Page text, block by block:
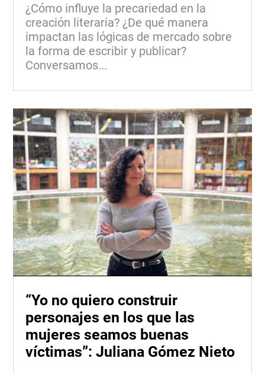
¿Cómo influye la precariedad en la
creación literaria? ¿De qué manera
impactan las lógicas de mercado sobre
la forma de escribir y publicar?
Conversamos...
“Yo no quiero construir
personajes en los que las
mujeres seamos buenas
víctimas”: Juliana Gómez Nieto